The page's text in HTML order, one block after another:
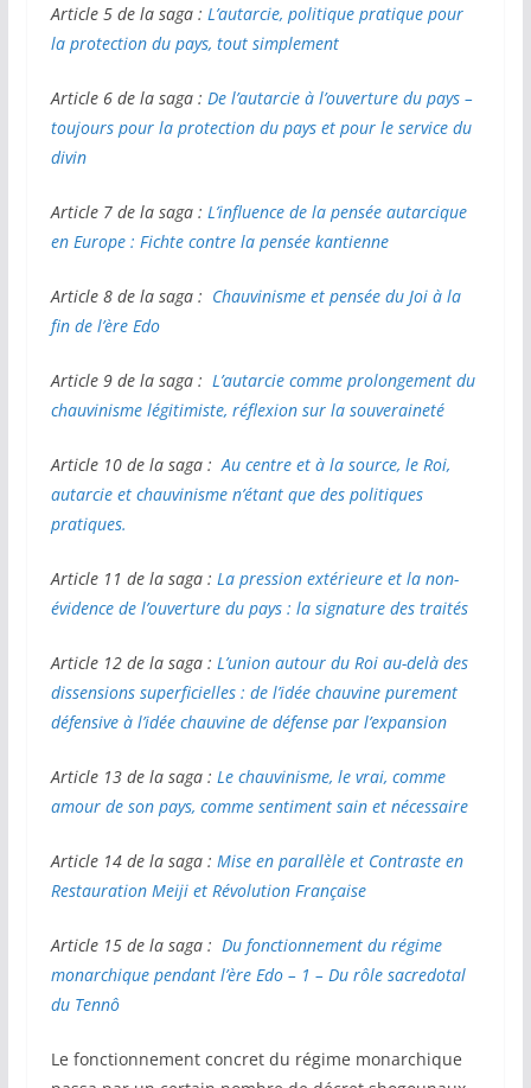
Article 5 de la saga : L’autarcie, politique pratique pour
la protection du pays, tout simplement
Article 6 de la saga : De l’autarcie à l’ouverture du pays –
toujours pour la protection du pays et pour le service du
divin
Article 7 de la saga : L’influence de la pensée autarcique
en Europe : Fichte contre la pensée kantienne
Article 8 de la saga : Chauvinisme et pensée du Joi à la
fin de l’ère Edo
Article 9 de la saga : L’autarcie comme prolongement du
chauvinisme légitimiste, réflexion sur la souveraineté
Article 10 de la saga : Au centre et à la source, le Roi,
autarcie et chauvinisme n’étant que des politiques
pratiques.
Article 11 de la saga : La pression extérieure et la non-
évidence de l’ouverture du pays : la signature des traités
Article 12 de la saga : L’union autour du Roi au-delà des
dissensions superficielles : de l’idée chauvine purement
défensive à l’idée chauvine de défense par l’expansion
Article 13 de la saga : Le chauvinisme, le vrai, comme
amour de son pays, comme sentiment sain et nécessaire
Article 14 de la saga : Mise en parallèle et Contraste en
Restauration Meiji et Révolution Française
Article 15 de la saga : Du fonctionnement du régime
monarchique pendant l’ère Edo – 1 – Du rôle sacredotal
du Tennô
Le fonctionnement concret du régime monarchique